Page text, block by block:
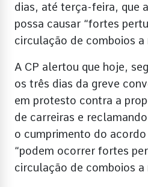
dias, até terça-feira, que
possa causar “fortes
circulação de comboios
A CP alertou que hoje,
os três dias da greve
em protesto contra a
de carreiras e
o cumprimento do
“podem ocorrer fortes
circulação de comboios a